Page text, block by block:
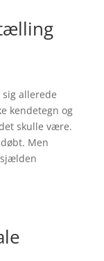
allerede
kendetegn og
skulle være.
Men